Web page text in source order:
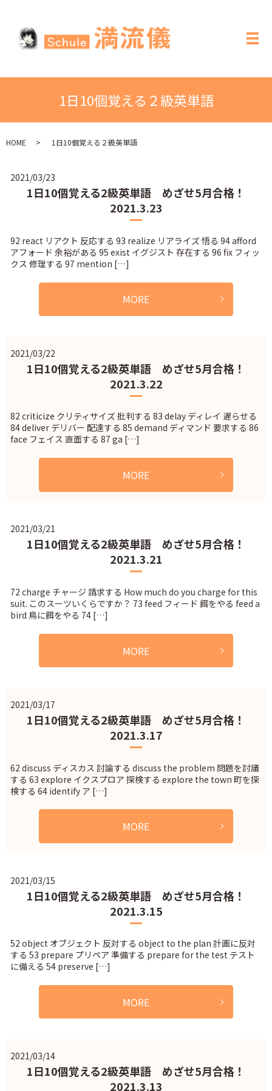
メ
1日10個覚える２級英単語
HOME 1日10個覚える２級英単語
2021/03/23
1日10個覚える2級英単語 めざせ5月合格！
2021.3.23
92 react リアクト 反応する 93 realize リアライズ 悟る 94 afford
アフォード 余裕がある 95 exist イグジスト 存在する 96 fix フィッ
クス 修理する 97 mention […]
MORE
2021/03/22
1日10個覚える2級英単語 めざせ5月合格！
2021.3.22
82 criticize クリティサイズ 批判する 83 delay ディレイ 遅らせる
84 deliver デリバー 配達する 85 demand ディマンド 要求する 86
face フェイス 直面する 87 ga […]
MORE
2021/03/21
1日10個覚える2級英単語 めざせ5月合格！
2021.3.21
72 charge チャージ 請求する How much do you charge for this
suit. このスーツいくらですか？ 73 feed フィード 餌をやる feed a
bird 鳥に餌をやる 74 […]
MORE
2021/03/17
1日10個覚える2級英単語 めざせ5月合格！
2021.3.17
62 discuss ディスカス 討論する discuss the problem 問題を討議
する 63 explore イクスプロア 探検する explore the town 町を探
検する 64 identify ア […]
MORE
2021/03/15
1日10個覚える2級英単語 めざせ5月合格！
2021.3.15
52 object オブジェクト 反対する object to the plan 計画に反対
する 53 prepare プリペア 準備する prepare for the test テスト
に備える 54 preserve […]
MORE
2021/03/14
1日10個覚える2級英単語 めざせ5月合格！
2021.3.13